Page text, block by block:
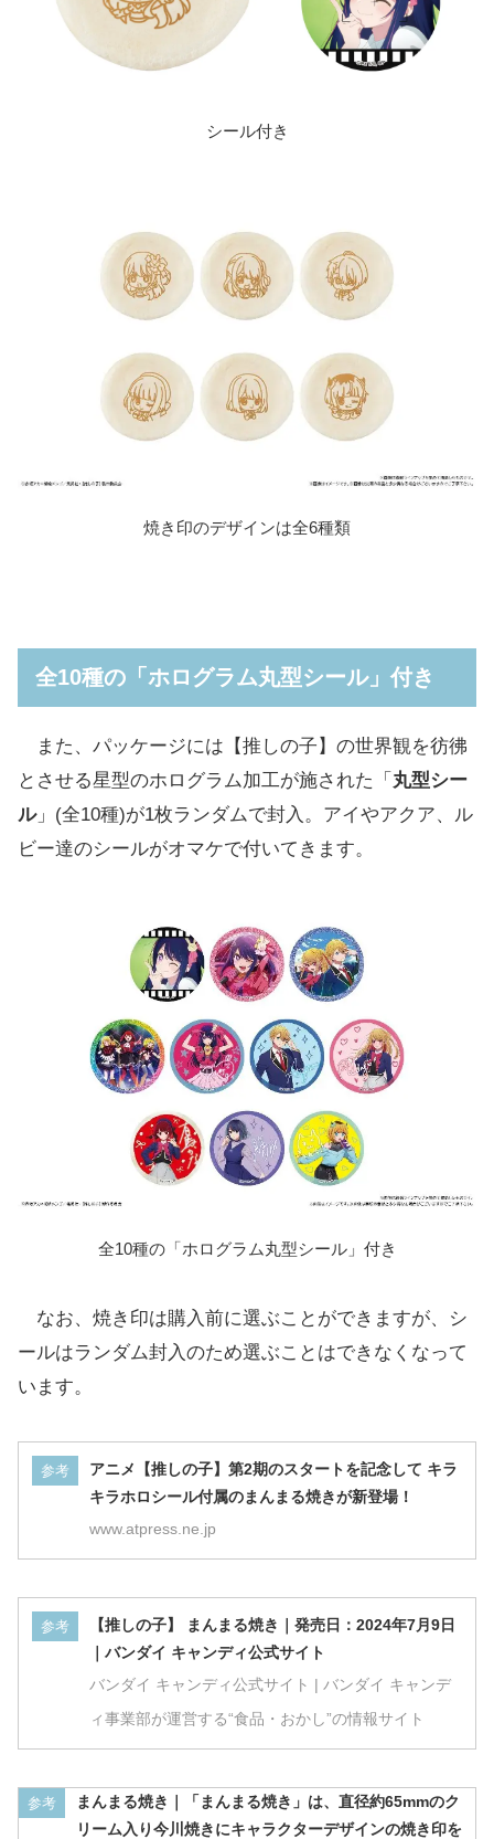
シール付き
焼き印のデザインは全6種類
全10種の「ホログラム丸型シール」付き
また、パッケージには【推しの子】の世界観を彷彿
とさせる星型のホログラム加工が施された「 丸型シー
ル」(全10種)が1枚ランダムで封入。アイやアクア、ル
ビー達のシールがオマケで付いてきます。
全10種の「ホログラム丸型シール」付き
なお、焼き印は購入前に選ぶことができますが、シ
ールはランダム封入のため選ぶことはできなくなって
います。
参考
アニメ【推しの子】第2期のスタートを記念して キラ
キラホロシール付属のまんまる焼きが新登場！
www.atpress.ne.jp
参考
【推しの子】 まんまる焼き｜発売日：2024年7月9日
｜バンダイ キャンディ公式サイト
バンダイ キャンディ公式サイト | バンダイ キャンデ
ィ事業部が運営する“食品・おかし”の情報サイト
参考
まんまる焼き｜「まんまる焼き」は、直径約65mmのク
リーム入り今川焼きにキャラクターデザインの焼き印を